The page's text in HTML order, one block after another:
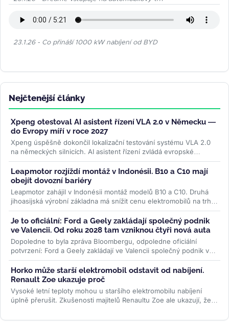
23.1.26 - Co přináší 1000 kW nabíjení od BYD
Nejčtenější články
Xpeng otestoval AI asistent řízení VLA 2.0 v Německu —
do Evropy míří v roce 2027
Xpeng úspěšně dokončil lokalizační testování systému VLA 2.0
na německých silnicích. AI asistent řízení zvládá evropské
dopravní...>>
Leapmotor rozjíždí montáž v Indonésii. B10 a C10 mají
obejít dovozní bariéry
Leapmotor zahájil v Indonésii montáž modelů B10 a C10. Druhá
jihoasijská výrobní základna má snížit cenu elektromobilů na trhu
s...>>
Je to oficiální: Ford a Geely zakládají společný podnik
ve Valencii. Od roku 2028 tam vzniknou čtyři nová auta
Dopoledne to byla zpráva Bloombergu, odpoledne oficiální
potvrzení: Ford a Geely zakládají ve Valencii společný podnik v
poměru 66 ku 34. Od...>>
Horko může starší elektromobil odstavit od nabíjení.
Renault Zoe ukazuje proč
Vysoké letní teploty mohou u staršího elektromobilu nabíjení
úplně přerušit. Zkušenosti majitelů Renaultu Zoe ale ukazují, že